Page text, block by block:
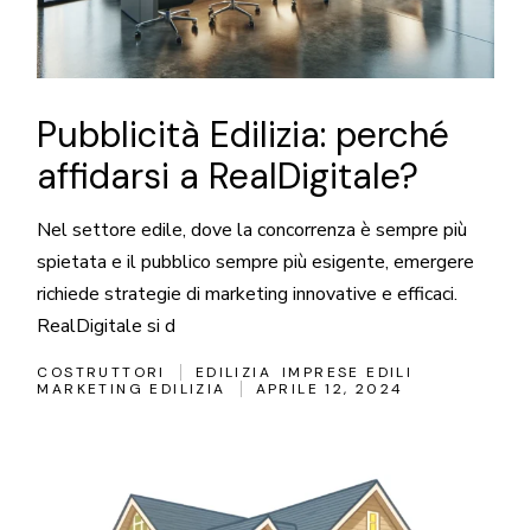
Pubblicità Edilizia: perché
affidarsi a RealDigitale?
Nel settore edile, dove la concorrenza è sempre più
spietata e il pubblico sempre più esigente, emergere
richiede strategie di marketing innovative e efficaci.
RealDigitale si d
COSTRUTTORI EDILIZIA
IMPRESE EDILI
MARKETING EDILIZIA
APRILE 12, 2024